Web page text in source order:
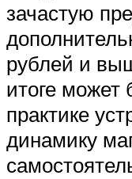
зачастую
рублей и
итоге может
практике
динамику